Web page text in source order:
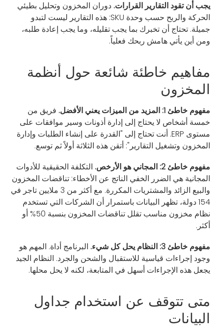
يجب أن تقود التقارير القرارات. دوران المخزون وتحليل بطيئي
الحركة والربح حسب وحدة SKU: هذه التقارير ليست لتبدو
جميلة. تحتاج أن تخبرك بما يجب تقليله، وما يجب إعادة طلبه،
ومن أين يأتي هامش ربحك فعلياً.
مفاهيم خاطئة شائعة حول أنظمة
المخزون
مفهوم خاطئ 1: المزيد من الميزات يعني الأفضل.
فريق من
خمسة أشخاص لا يحتاج إلى إدارة أذونات وسير موافقات على
مستوى ERP. أنت تحتاج إلى "القدرة على إنشاء الطلبات وإدارة
المخزون وتشغيل التقارير": أتقن هذه الثلاثة أولاً ثم توسع.
مفهوم خاطئ 2: المجاني هو الأرخص.
التكلفة الحقيقية للأدوات
المجانية هي الضرر الخفي الناتج عن الأخطاء: تناقضات المخزون
والبيع الزائد والمشتريات المكررة. مع أكثر من 3 ملايين تاجر في
154 دولة، تظهر البيانات باستمرار أن الشركات التي تستخدم
نظام مخزون مناسب تقلل تناقضات المخزون بنسبة 50% أو
أكثر.
مفهوم خاطئ 3: النظام يحل كل شيء.
البرنامج أداة. المهم هو
وجود إجراءات قياسية للاستقبال والشحن والجرد. النظام الجيد
يجعل هذه الإجراءات أسهل في المتابعة، لكنه لا يحل محلها.
متى تتوقف عن استخدام جداول
البيانات